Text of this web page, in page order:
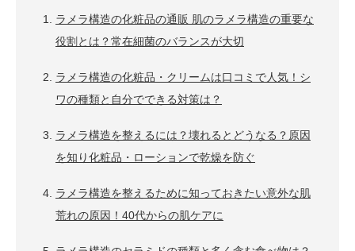
ラメラ構造の化粧品の通販 肌のラメラ構造の重要な
役割とは？常在細菌のバランスが大切
ラメラ構造の化粧品・クリームは口コミで人気！シ
ワの種類と自分でできる対策は？
ラメラ構造を整えるには？壊れるとどうなる？原因
を知り化粧品・ローションで乾燥を防ぐ
ラメラ構造を整えるために知っておきたい意外な肌
荒れの原因！40代からの肌ケアに